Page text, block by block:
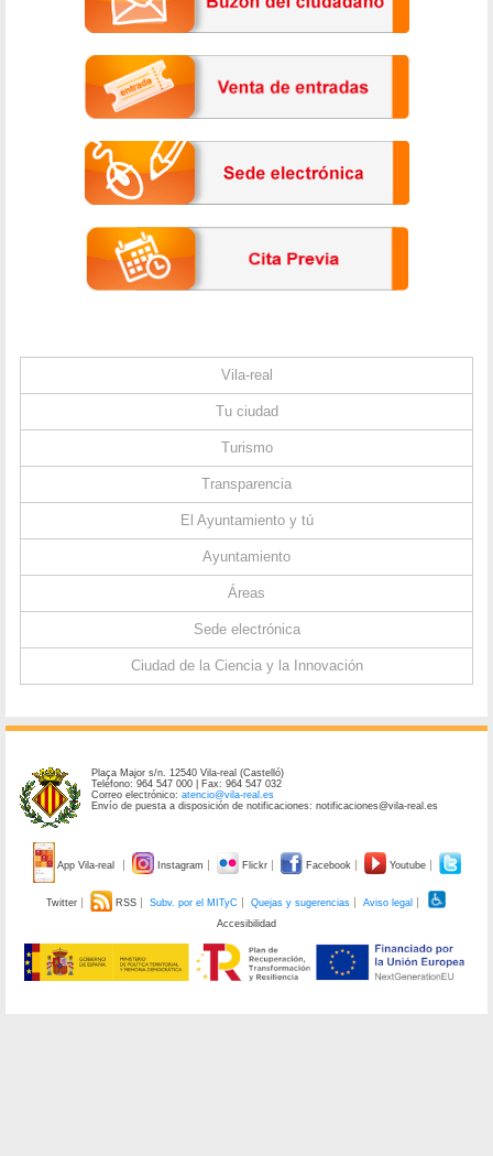
Vila-real
Tu ciudad
Turismo
Transparencia
El Ayuntamiento y tú
Ayuntamiento
Áreas
Sede electrónica
Ciudad de la Ciencia y la Innovación
Plaça Major s/n. 12540 Vila-real (Castelló)
Teléfono: 964 547 000 | Fax: 964 547 032
Correo electrónico:atencio@vila-real.es
Envío de puesta a disposición de notificaciones: notificaciones@vila-real.es
App Vila-real Instagram Flickr Facebook Youtube
Twitter RSS Subv. por el MITyC Quejas y sugerencias
Aviso legal
Accesibilidad